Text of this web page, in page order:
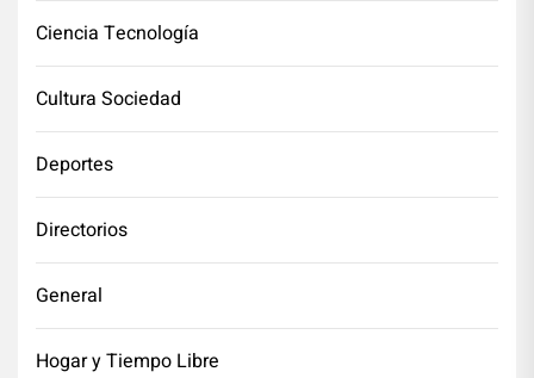
Ciencia Tecnología
Cultura Sociedad
Deportes
Directorios
General
Hogar y Tiempo Libre